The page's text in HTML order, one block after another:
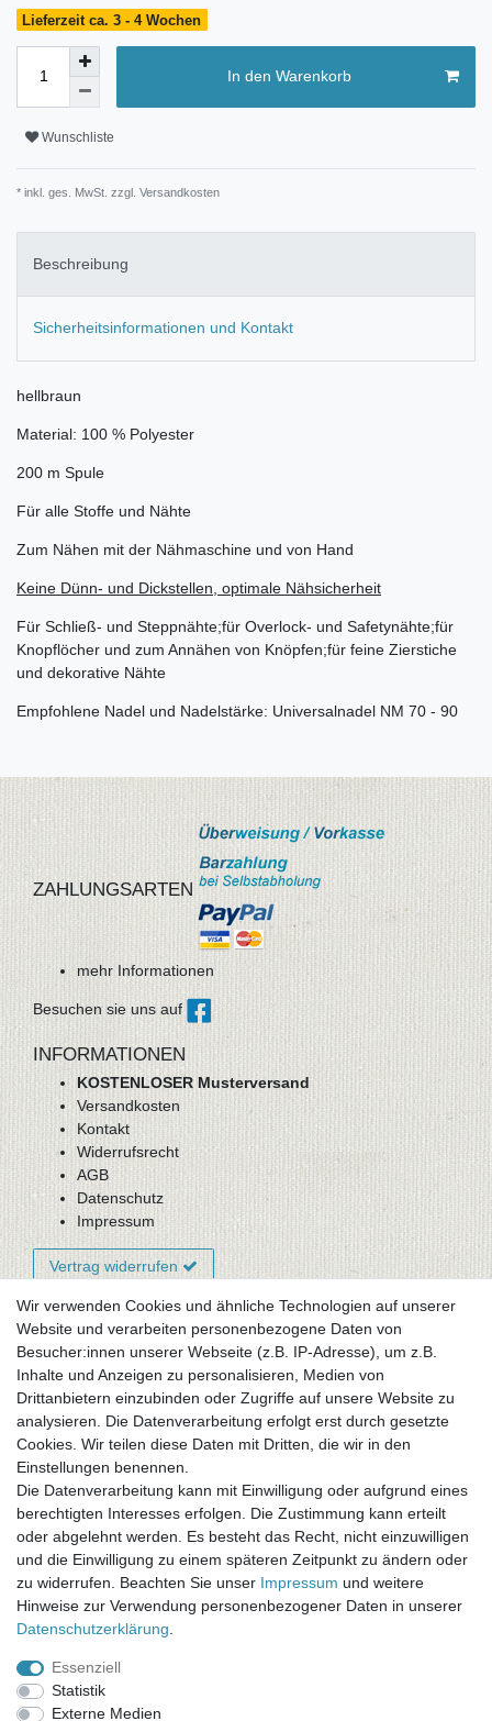
Lieferzeit ca. 3 - 4 Wochen
In den Warenkorb
Wunschliste
* inkl. ges. MwSt. zzgl. Versandkosten
Beschreibung
Sicherheitsinformationen und Kontakt
hellbraun
Material: 100 % Polyester
200 m Spule
Für alle Stoffe und Nähte
Zum Nähen mit der Nähmaschine und von Hand
Keine Dünn- und Dickstellen, optimale Nähsicherheit
Für Schließ- und Steppnähte;für Overlock- und Safetynähte;für
Knopflöcher und zum Annähen von Knöpfen;für feine Zierstiche
und dekorative Nähte
Empfohlene Nadel und Nadelstärke: Universalnadel NM 70 - 90
ZAHLUNGSARTEN
mehr Informationen
Besuchen sie uns auf
INFORMATIONEN
KOSTENLOSER Musterversand
Versandkosten
Kontakt
Widerrufsrecht
AGB
Datenschutz
Impressum
Vertrag widerrufen
Newsletter-Anmeldung
FAQ / Fragen
Mein Warenkorb
Mein Merkzettel
Mein Konto
UNSER LADENGESCHÄFT
Gottlieb-Daimler-Str. 10
33334 Gütersloh
ÖFFNUNGSZEITEN
Montag - Dienstag: 8.00 - 18.00 Uhr, Mittwoch Ruhetag,
Donnerstag: 8.00 - 18.00 Uhr, Freitag 8.00 - 14.00 Uhr
KUNDENSERVICE
Telefon: (05241) 403 22 38
Wir verwenden Cookies und ähnliche Technologien auf unserer
Website und verarbeiten personenbezogene Daten von
Besucher:innen unserer Webseite (z.B. IP-Adresse), um z.B.
Inhalte und Anzeigen zu personalisieren, Medien von
Drittanbietern einzubinden oder Zugriffe auf unsere Website zu
analysieren. Die Datenverarbeitung erfolgt erst durch gesetzte
Cookies. Wir teilen diese Daten mit Dritten, die wir in den
Einstellungen benennen.
Die Datenverarbeitung kann mit Einwilligung oder aufgrund eines
berechtigten Interesses erfolgen. Die Zustimmung kann erteilt
oder abgelehnt werden. Es besteht das Recht, nicht einzuwilligen
und die Einwilligung zu einem späteren Zeitpunkt zu ändern oder
zu widerrufen. Beachten Sie unser Impressum und weitere
Hinweise zur Verwendung personenbezogener Daten in unserer
Daten­schutz­erklärung
Essenziell
Statistik
Externe Medien